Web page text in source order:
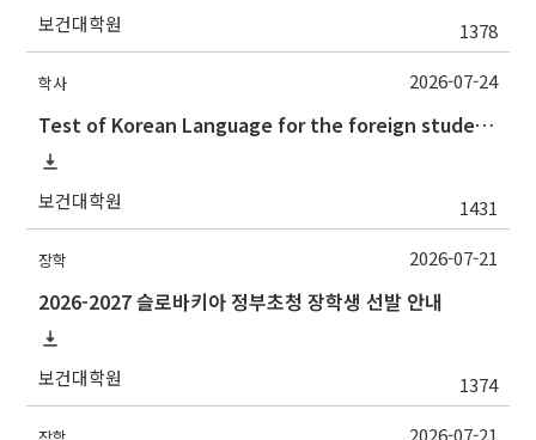
보건대학원 1378
학사
Test of Korean Language for the foreign students(the 2nd semester, 2026) 2026.2학기 외국인학생의 한국어시험 실시 안내(논문제출자격시험)
보건대학원 1431
2026-07-24
장학
2026-2027 슬로바키아 정부초청 장학생 선발 안내
보건대학원 1374
2026-07-21